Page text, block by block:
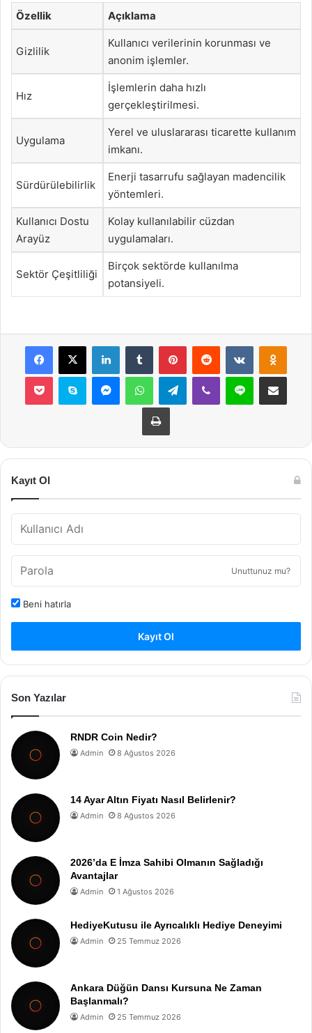
Özellik Açıklama
Gizlilik
Kullanıcı verilerinin korunması ve
anonim işlemler.
Hız
İşlemlerin daha hızlı
gerçekleştirilmesi.
Uygulama
Yerel ve uluslararası ticarette kullanım
imkanı.
Sürdürülebilirlik
Enerji tasarrufu sağlayan madencilik
yöntemleri.
Kullanıcı Dostu
Arayüz
Kolay kullanılabilir cüzdan
uygulamaları.
Sektör Çeşitliliği
Birçok sektörde kullanılma
potansiyeli.
Facebook
X LinkedInTumblr PinterestReddit VKontakte
Pocket Skype MessengerWhatsAppTelegramViber Line E-Posta ile
Yazdır
Kayıt Ol
Unuttunuz mu?
Beni hatırla
Kayıt Ol
Son Yazılar
RNDR Coin Nedir?
Admin 8 Ağustos 2026
14 Ayar Altın Fiyatı Nasıl Belirlenir?
Admin 8 Ağustos 2026
2026’da E İmza Sahibi Olmanın Sağladığı
Avantajlar
Admin 1 Ağustos 2026
HediyeKutusu ile Ayrıcalıklı Hediye Deneyimi
Admin 25 Temmuz 2026
Ankara Düğün Dansı Kursuna Ne Zaman
Başlanmalı?
Admin 25 Temmuz 2026